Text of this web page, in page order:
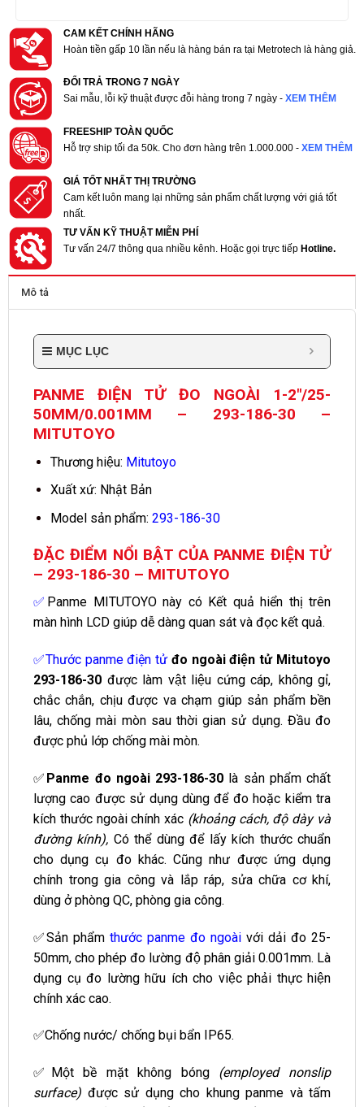
CAM KẾT CHÍNH HÃNG
Hoàn tiền gấp 10 lần nếu là hàng bán ra tại Metrotech là hàng giả.
ĐỔI TRẢ TRONG 7 NGÀY
Sai mẫu, lỗi kỹ thuật được đỗi hàng trong 7 ngày - XEM THÊM
FREESHIP TOÀN QUỐC
Hỗ trợ ship tối đa 50k. Cho đơn hàng trên 1.000.000 - XEM THÊM
GIÁ TỐT NHẤT THỊ TRƯỜNG
Cam kết luôn mang lại những sản phẩm chất lượng với giá tốt
nhất.
TƯ VẤN KỸ THUẬT MIỄN PHÍ
Tư vấn 24/7 thông qua nhiều kênh. Hoặc gọi trực tiếp Hotline.
Mô tả
MỤC LỤC
PANME ĐIỆN TỬ ĐO NGOÀI 1-2″/25-
50MM/0.001MM – 293-186-30 –
MITUTOYO
Thương hiệu: Mitutoyo
Xuất xứ: Nhật Bản
Model sản phẩm: 293-186-30
ĐẶC ĐIỂM NỔI BẬT CỦA PANME ĐIỆN TỬ
– 293-186-30 – MITUTOYO
✅ Panme MITUTOYOnày có Kết quả hiển thị trên
màn hình LCD giúp dễ dàng quan sát và đọc kết quả.
✅Thước panme điện tử đo ngoài điện tử Mitutoyo
293-186-30 được làm vật liệu cứng cáp, không gỉ,
chắc chắn, chịu được va chạm giúp sản phẩm bền
lâu, chống mài mòn sau thời gian sử dụng. Đầu đo
được phủ lớp chống mài mòn.
✅ Panme đo ngoài 293-186-30 là sản phẩm chất
lượng cao được sử dụng dùng để đo hoặc kiểm tra
kích thước ngoài chính xác (khoảng cách, độ dày và
đường kính), Có thể dùng để lấy kích thước chuẩn
cho dụng cụ đo khác. Cũng như được ứng dụng
chính trong gia công và lắp ráp, sửa chữa cơ khí,
dùng ở phòng QC, phòng gia công.
✅Sản phẩm thước panme đo ngoài với dải đo 25-
50mm, cho phép đo lường độ phân giải 0.001mm. Là
dụng cụ đo lường hữu ích cho việc phải thực hiện
chính xác cao.
✅Chống nước/ chống bụi bẩn IP65.
✅Một bề mặt không bóng (employed nonslip
surface) được sử dụng cho khung panme và tấm